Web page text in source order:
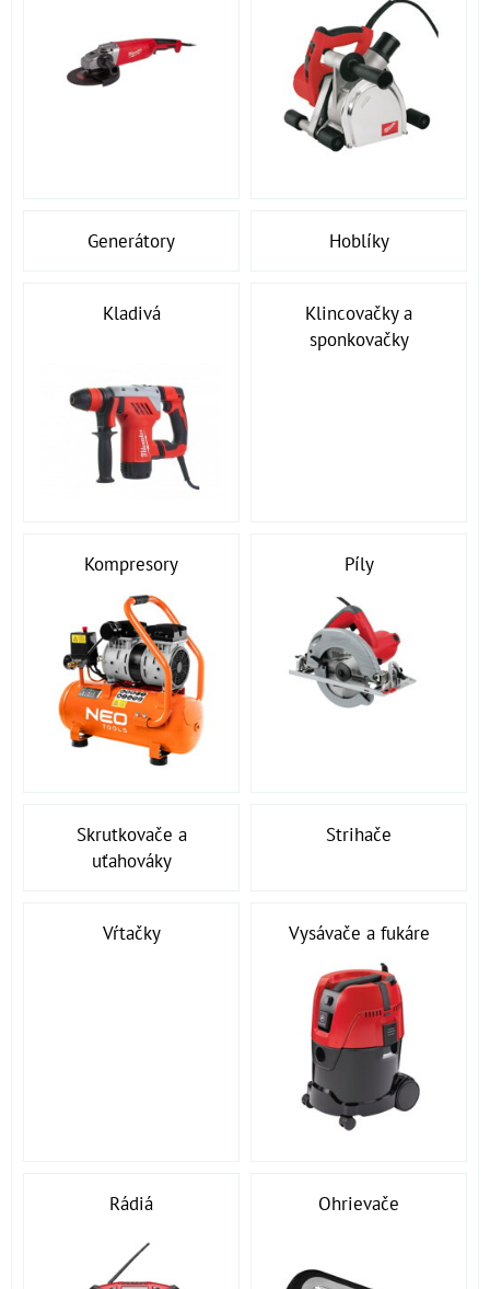
Generátory Hoblíky
Kladivá
Klincovačky a
sponkovačky
Kompresory Píly
Skrutkovače a
uťahováky
Strihače
Vŕtačky Vysávače a fukáre
Rádiá Ohrievače